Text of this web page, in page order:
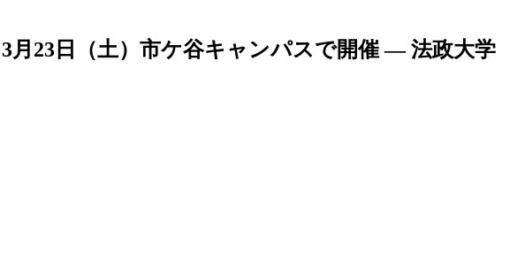
23日（土）市ケ谷キャンパスで開催 — 法政大学